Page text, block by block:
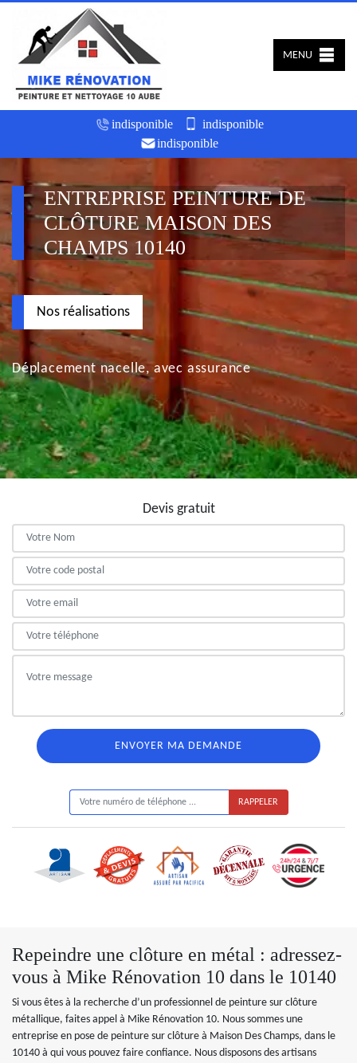
indisponible
indisponible
indisponible
MENU
ENTREPRISE PEINTURE DE
CLÔTURE MAISON DES
CHAMPS 10140
Nos réalisations
Déplacement nacelle, avec assurance
Devis gratuit
Repeindre une clôture en métal : adressez-
vous à Mike Rénovation 10 dans le 10140
Si vous êtes à la recherche d’un professionnel de peinture sur clôture
métallique, faites appel à Mike Rénovation 10. Nous sommes une
entreprise en pose de peinture sur clôture à Maison Des Champs, dans le
10140 à qui vous pouvez faire confiance. Nous disposons des artisans